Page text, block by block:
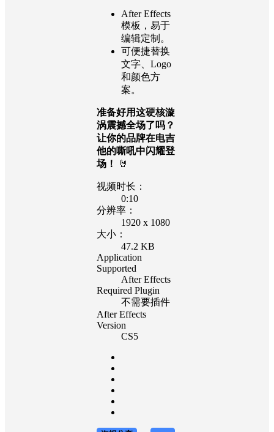
After Effects
模板，易于
编辑定制。
可便捷替换
文字、Logo
和颜色方
案。
准备好用这硬核漩
涡震撼全场了吗？
让你的品牌在电吉
他的嘶吼中闪耀登
场！
🤘
视频时长：
0:10
分辨率：
1920 x 1080
大小：
47.2 KB
Application
Supported
After Effects
Required Plugin
不需要插件
After Effects
Version
CS5